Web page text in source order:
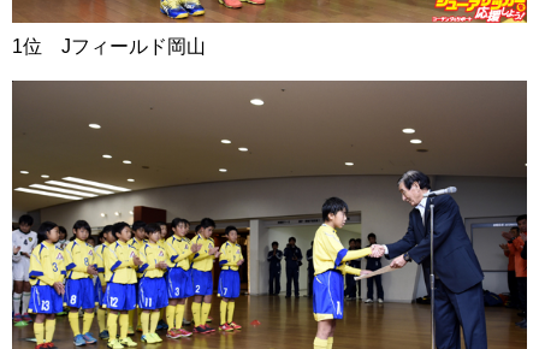
1位 Jフィールド岡山